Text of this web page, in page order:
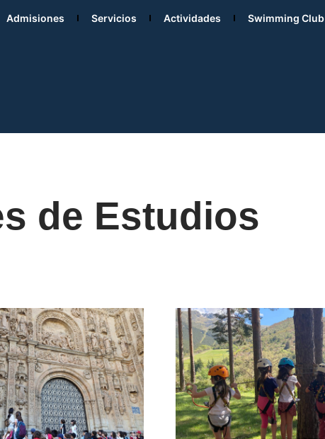
Admisiones Servicios Actividades Swimming Club
de Estudios